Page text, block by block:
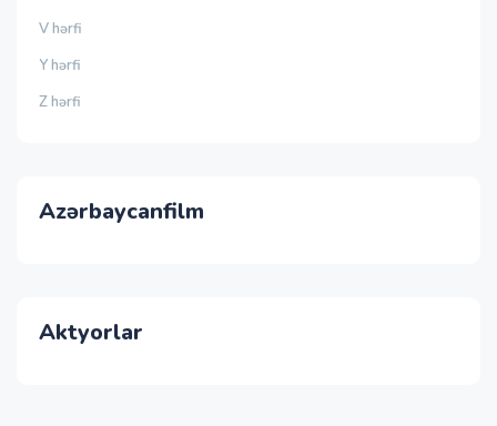
V hərfi
Y hərfi
Z hərfi
Azərbaycanfilm
Aktyorlar